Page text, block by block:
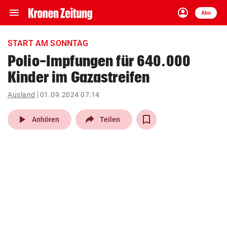
menu Navigation
ein-/ausklappen
account_circle
Anmelden
Abo
close Schließen
account_circle Anmelden
pin_drop
Wien arrow_right
START AM SONNTAG
Polio-Impfungen für 640.000
Kinder im Gazastreifen
Ausland 01.09.2024 07:14
play_arrow Anhören Teilen